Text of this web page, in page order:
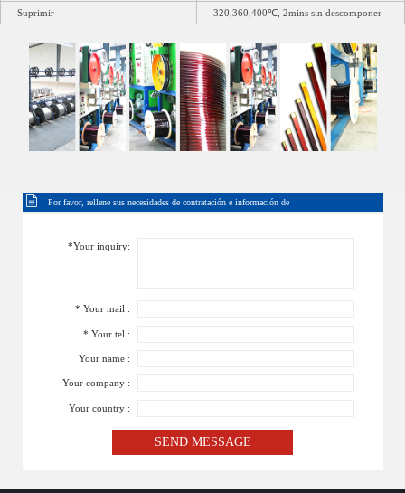
Suprimir 320,360,400℃, 2mins sin descomponer
Por favor, rellene sus necesidades de contratación e información de
*Your inquiry:
* Your mail :
* Your tel :
Your name :
Your company :
Your country :